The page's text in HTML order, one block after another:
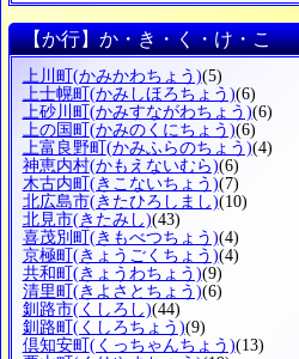
【か行】か・き・く・け・こ
上川町 (かみかわちょう)(5)
上士幌町 (かみしほろちょう)(6)
上砂川町 (かみすながわちょう)(6)
上の国町 (かみのくにちょう)(6)
上富良野町 (かみふらのちょう)(4)
神恵内村(かもえないむら)(6)
木古内町 (きこないちょう)(7)
北広島市(きたひろしまし)(10)
北見市(きたみし)(43)
喜茂別町 (きもべつちょう)(4)
京極町 (きょうごくちょう)(4)
共和町 (きょうわちょう)(9)
清里町 (きよさとちょう)(6)
釧路市(くしろし)(44)
釧路町 (くしろちょう)(9)
倶知安町 (くっちゃんちょう)(13)